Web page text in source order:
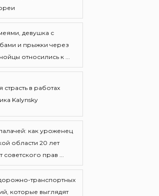
девушка с
и прыжки через
относились к ...
в работах
Kalynsky
как уроженец
области 20 лет
советского прав ...
транспортных
которые выглядят